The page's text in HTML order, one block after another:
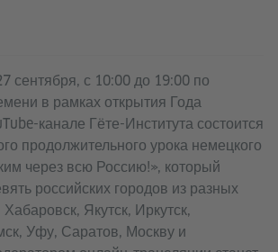
сентября, с 10:00 до 19:00 по
в рамках открытия Года
канале Гёте-Института состоится
продолжительного урока немецкого
через всю Россию!», который
российских городов из разных
Якутск, Иркутск,
Уфу, Саратов, Москву и